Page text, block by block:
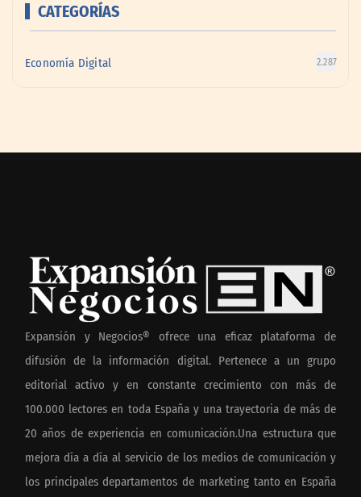
CATEGORÍAS
Economía Digital 2.287
Expansión y Negocios® ofrece una eficaz plataforma de
difusión de la información digital. Pertenece a un grupo
editorial activo y en constante crecimiento con más de
100.000 lectores en toda España y una trayectoria de más de
20 años de experiencia en comunicación.Una estructura que
mejora día a día al servicio de los medios de comunicación y
los principales departamentos de marketing tanto en España